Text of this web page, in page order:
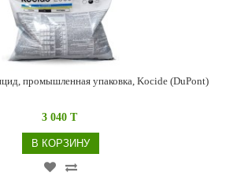
промышленная упаковка, Kocide (DuPont)
3 040 T
В КОРЗИНУ